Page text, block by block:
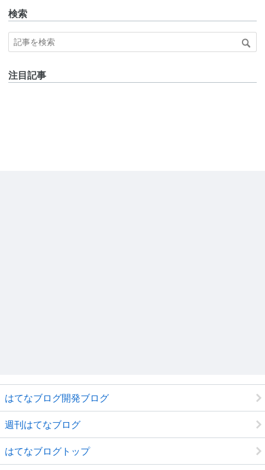
検索
注目記事
はてなブログ開発ブログ
週刊はてなブログ
はてなブログトップ